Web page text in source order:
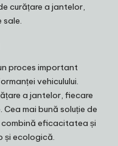
curățare a jantelor,
sale.
proces important
vehiculului.
a jantelor, fiecare
mai bună soluție de
eficacitatea și
și ecologică.